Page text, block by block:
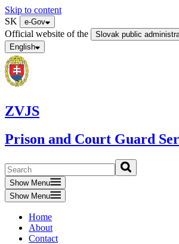
Skip to content
SK
e-Gov
Official website of the
Slovak public
English
ZVJS
Prison and Court Guard
Show Menu
Show Menu
Home
About
Contact